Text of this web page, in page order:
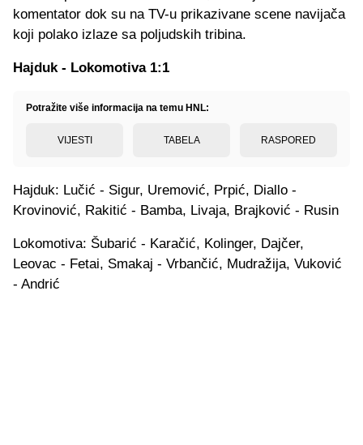
komentator dok su na TV-u prikazivane scene navijača
koji polako izlaze sa poljudskih tribina.
Hajduk - Lokomotiva 1:1
Potražite više informacija na temu HNL:
VIJESTI TABELA RASPORED
Hajduk: Lučić - Sigur, Uremović, Prpić, Diallo -
Krovinović, Rakitić - Bamba, Livaja, Brajković - Rusin
Lokomotiva: Šubarić - Karačić, Kolinger, Dajčer,
Leovac - Fetai, Smakaj - Vrbančić, Mudražija, Vuković
- Andrić